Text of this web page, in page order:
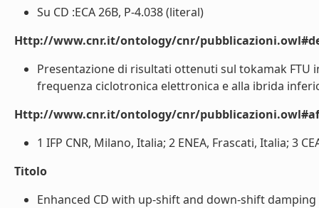
Su CD :ECA 26B, P-4.038 (literal)
Http://www.cnr.it/ontology/cnr/
Presentazione di risultati ottenuti sul tokamak
frequenza ciclotronica elettronica e alla ibrida
Http://www.cnr.it/ontology/cnr/
1 IFP CNR, Milano, Italia; 2 ENEA, Frascati, Italia; 3
Titolo
Enhanced CD with up-shift and down-shift